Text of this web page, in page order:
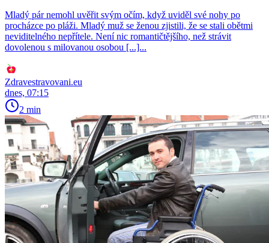
Mladý pár nemohl uvěřit svým očím, když uviděl své nohy po
procházce po pláži. Mladý muž se ženou zjistili, že se stali obětmi
neviditelného nepřítele. Není nic romantičtějšího, než strávit
dovolenou s milovanou osobou [...]...
Zdravestravovani.eu
dnes, 07:15
2 min